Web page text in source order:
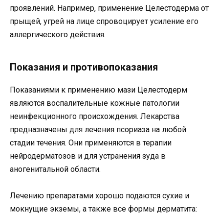
проявлений. Например, применение Целестодерма от
прыщей, угрей на лице спровоцирует усиление его
аллергического действия.
Показания и противопоказания
Показаниями к применению мази Целестодерм
являются воспалительные кожные патологии
неинфекционного происхождения. Лекарства
предназначены для лечения псориаза на любой
стадии течения. Они применяются в терапии
нейродерматозов и для устранения зуда в
аногенитальной области.
Лечению препаратами хорошо подаются сухие и
мокнущие экземы, а также все формы дерматита: